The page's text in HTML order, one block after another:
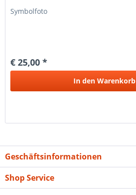
Symbolfoto
€ 25,00 *
In den Warenkorb
Geschäftsinformationen
Shop Service